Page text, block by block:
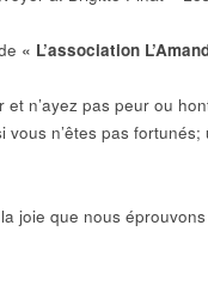
« L’association
n’ayez pas peur ou
vous n’êtes pas fortunés;
joie que nous